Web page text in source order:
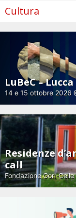
Cultura
LuBeC –
14 e 15 ottobre 2026
Residenze
call
Fondazione Gori-